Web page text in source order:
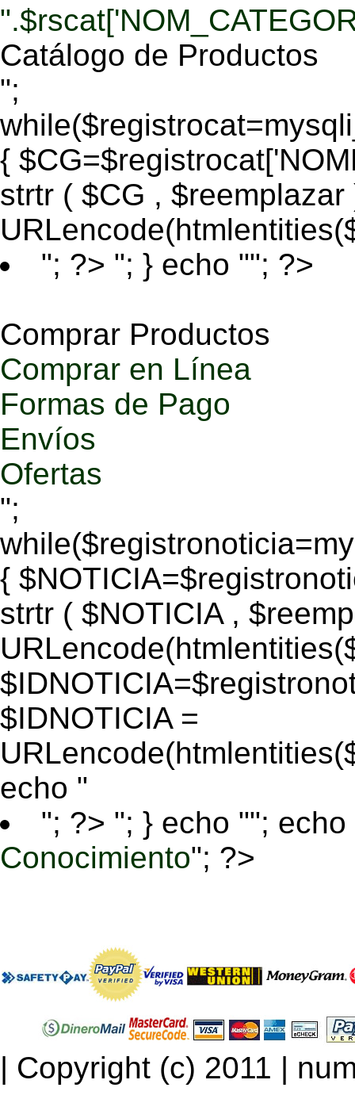
Catálogo de Productos
";
{
strtr ( $CG , $reemplazar
"; ?> "; } echo ""; ?>
Comprar Productos
Comprar en Línea
Formas de Pago
Envíos
Ofertas
";
{
strtr ( $NOTICIA ,
$IDNOTICIA =
echo "
"; ?> "; } echo ""; echo
Conocimiento"; ?>
| Copyright (c) 2011 |